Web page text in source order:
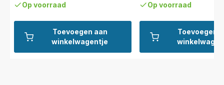
Toevoegen aan
winkelwagentje
Op voorraad
Toevoegen
Op voorraad